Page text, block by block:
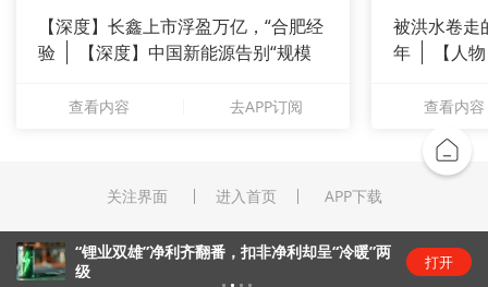
【深度】长鑫上市浮盈万亿，“合肥经
验
【深度】中国新能源告别“规模
查看内容 去APP订阅
被洪水卷走
年
【人
查看内容
关注界面 进入首页 APP下载
“锂业双雄”净利齐翻番，扣非净利却呈“冷暖”两
级
打开